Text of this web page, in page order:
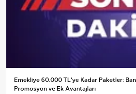
Emekliye 60.000 TL'ye Kadar Paketler:
Promosyon ve Ek Avantajları